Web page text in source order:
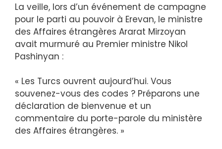
La veille, lors d’un événement de campagne
pour le parti au pouvoir à Erevan, le ministre
des Affaires étrangères Ararat Mirzoyan
avait murmuré au Premier ministre Nikol
Pashinyan :
« Les Turcs ouvrent aujourd’hui. Vous
souvenez-vous des codes ? Préparons une
déclaration de bienvenue et un
commentaire du porte-parole du ministère
des Affaires étrangères. »